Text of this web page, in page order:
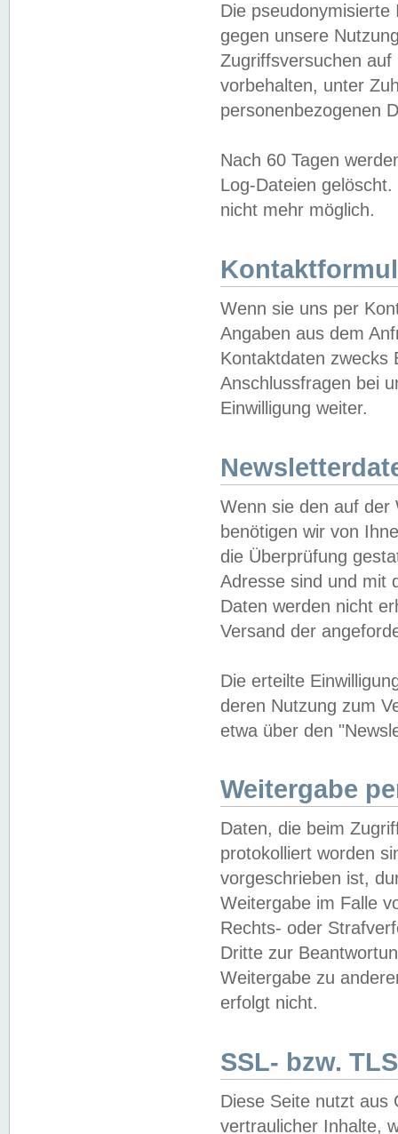
Die
gegen unsere
Zugriffsversuchen
vorbehalten, unter
personenbezogenen
Nach 60 Tagen
Log-Dateien
nicht mehr möglich.
Wenn sie uns per
Angaben aus dem
Kontaktdaten zwecks
Anschlussfragen bei
Einwilligung weiter.
Wenn sie den auf der
benötigen wir von
die Überprüfung
Adresse sind und mit
Daten werden nicht
Versand der
Die erteilte
deren Nutzung zum
etwa über den
Weitergabe
Daten, die beim
protokolliert worden
vorgeschrieben ist,
Weitergabe im Falle
Rechts- oder
Dritte zur
Weitergabe zu
erfolgt nicht.
SSL- bzw.
Diese Seite nutzt aus
vertraulicher Inhalte,